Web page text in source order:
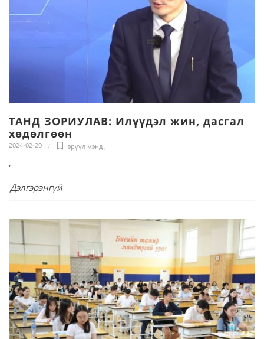
ТАНД ЗОРИУЛАВ: Илүүдэл жин, дасгал
хөдөлгөөн
2024-02-20 эрүүл мэнд ,
,
Дэлгэрэнгүй